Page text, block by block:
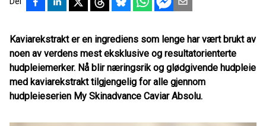
Kaviarekstrakt er en ingrediens som lenge har vært brukt av
noen av verdens mest eksklusive og resultatorienterte
hudpleiemerker. Nå blir næringsrik og glødgivende hudpleie
med kaviarekstrakt tilgjengelig for alle gjennom
hudpleieserien My Skinadvance Caviar Absolu.